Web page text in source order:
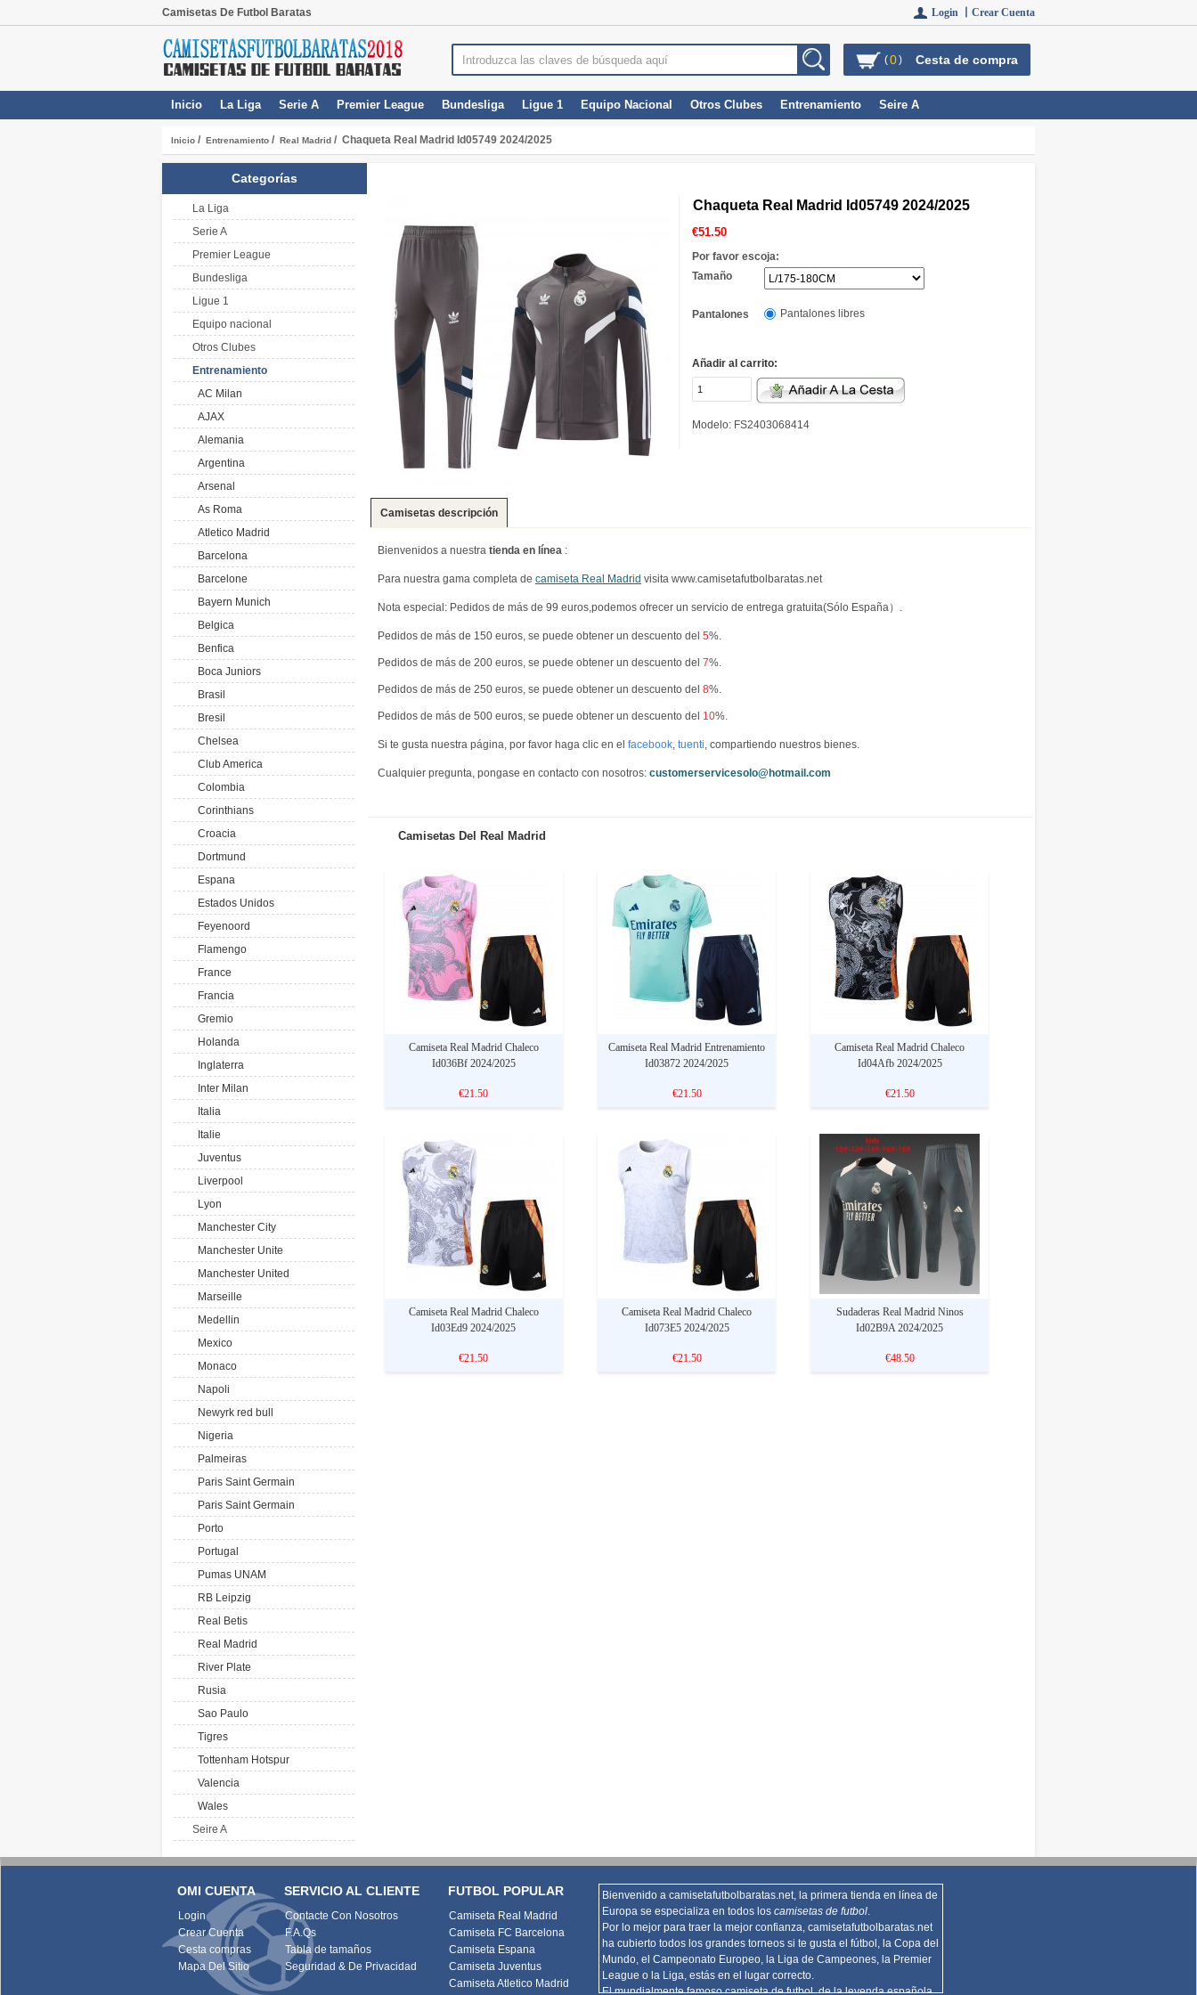
Camisetas De Futbol Baratas Login 丨 Crear Cuenta
(0) Cesta de compra
Inicio La Liga Serie A Premier League Bundesliga Ligue 1 Equipo Nacional Otros Clubes Entrenamiento Seire A
Inicio / Entrenamiento / Real Madrid / Chaqueta Real Madrid Id05749 2024/2025
Categorías
La Liga
Serie A
Premier League
Bundesliga
Ligue 1
Equipo nacional
Otros Clubes
Entrenamiento
AC Milan
AJAX
Alemania
Argentina
Arsenal
As Roma
Atletico Madrid
Barcelona
Barcelone
Bayern Munich
Belgica
Benfica
Boca Juniors
Brasil
Bresil
Chelsea
Club America
Colombia
Corinthians
Croacia
Dortmund
Espana
Estados Unidos
Feyenoord
Flamengo
France
Francia
Gremio
Holanda
Inglaterra
Inter Milan
Italia
Italie
Juventus
Liverpool
Lyon
Manchester City
Manchester Unite
Manchester United
Marseille
Medellin
Mexico
Monaco
Napoli
Newyrk red bull
Nigeria
Palmeiras
Paris Saint Germain
Paris Saint Germain
Porto
Portugal
Pumas UNAM
RB Leipzig
Real Betis
Real Madrid
River Plate
Rusia
Sao Paulo
Tigres
Tottenham Hotspur
Valencia
Wales
Seire A
Chaqueta Real Madrid Id05749 2024/2025
€51.50
Por favor escoja:
Tamaño
Pantalones Pantalones libres
Añadir al carrito:
Modelo: FS2403068414
Camisetas descripción
Bienvenidos a nuestra tienda en línea :
Para nuestra gama completa de camiseta Real Madrid visita www.camisetafutbolbaratas.net
Nota especial: Pedidos de más de 99 euros,podemos ofrecer un servicio de entrega gratuita(Sólo España）.
Pedidos de más de 150 euros, se puede obtener un descuento del 5%.
Pedidos de más de 200 euros, se puede obtener un descuento del 7%.
Pedidos de más de 250 euros, se puede obtener un descuento del 8%.
Pedidos de más de 500 euros, se puede obtener un descuento del 10%.
Si te gusta nuestra página, por favor haga clic en el facebook, tuenti, compartiendo nuestros bienes.
Cualquier pregunta, pongase en contacto con nosotros: customerservicesolo@hotmail.com
Camisetas Del Real Madrid
Camiseta Real Madrid Chaleco
Id036Bf 2024/2025
€21.50
Camiseta Real Madrid Entrenamiento
Id03872 2024/2025
€21.50
Camiseta Real Madrid Chaleco
Id04Afb 2024/2025
€21.50
Camiseta Real Madrid Chaleco
Id03Ed9 2024/2025
€21.50
Camiseta Real Madrid Chaleco
Id073E5 2024/2025
€21.50
Sudaderas Real Madrid Ninos
Id02B9A 2024/2025
€48.50
OMI CUENTA
Login
Crear Cuenta
Cesta compras
Mapa Del Sitio
SERVICIO AL CLIENTE
Contacte Con Nosotros
F.A.Qs
Tabla de tamaños
Seguridad & De Privacidad
FUTBOL POPULAR
Camiseta Real Madrid
Camiseta FC Barcelona
Camiseta Espana
Camiseta Juventus
Camiseta Atletico Madrid
Bienvenido a camisetafutbolbaratas.net, la primera tienda en línea de
Europa se especializa en todos los camisetas de futbol.
Por lo mejor para traer la mejor confianza, camisetafutbolbaratas.net
ha cubierto todos los grandes torneos si te gusta el fútbol, la Copa del
Mundo, el Campeonato Europeo, la Liga de Campeones, la Premier
League o la Liga, estás en el lugar correcto.
El mundialmente famoso camiseta de futbol, de la leyenda española